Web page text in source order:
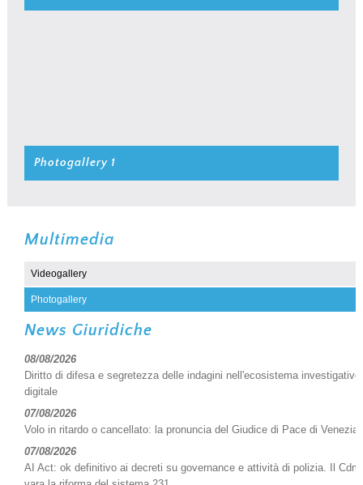
Photogallery 1
Multimedia
Videogallery
Photogallery
News Giuridiche
08/08/2026
Diritto di difesa e segretezza delle indagini nell'ecosistema investigativo
digitale
07/08/2026
Volo in ritardo o cancellato: la pronuncia del Giudice di Pace di Venezia
07/08/2026
AI Act: ok definitivo ai decreti su governance e attività di polizia. Il Cdm